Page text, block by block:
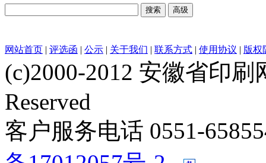
网站首页 | 评选函 | 公示 | 关于我们 | 联系方式 | 使用协议 | 版权
(c)2000-2012 安徽省印刷
Reserved
客户服务电话 0551-